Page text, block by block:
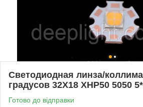
Светодиодная линза/
градусов 32Х18 XHP50 5050
Готово до відправки